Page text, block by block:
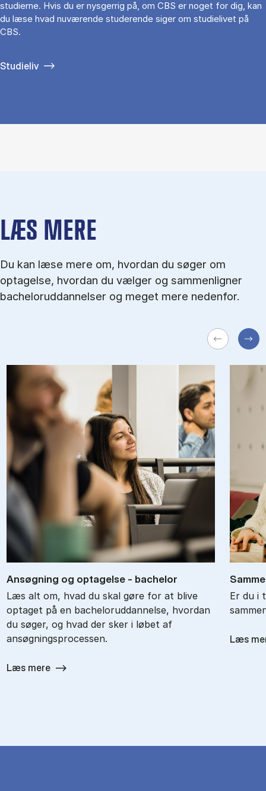
studierne. Hvis du er nysgerrig på, om CBS er noget for dig, kan
du læse hvad nuværende studerende siger om studielivet på
CBS.
Studieliv
LÆS MERE
Du kan læse mere om, hvordan du søger om
optagelse, hvordan du vælger og sammenligner
bacheloruddannelser og meget mere nedenfor.
An­søg­ning og op­ta­gel­se - ba­chel­or
Læs alt om, hvad du skal gøre for at blive
optaget på en bacheloruddannelse, hvordan
du søger, og hvad der sker i løbet af
ansøgningsprocessen.
Læs mere
Er du i
Læs